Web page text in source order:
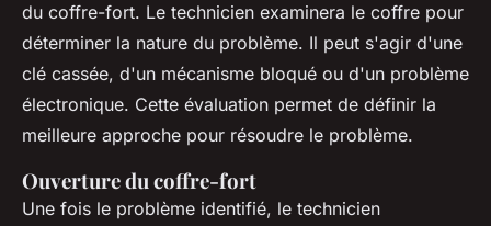
du coffre-fort. Le technicien examinera le coffre pour
déterminer la nature du problème. Il peut s'agir d'une
clé cassée, d'un mécanisme bloqué ou d'un problème
électronique. Cette évaluation permet de définir la
meilleure approche pour résoudre le problème.
Ouverture du coffre-fort
Une fois le problème identifié, le technicien